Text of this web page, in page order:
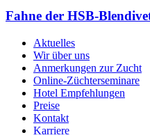
Fahne der HSB-
Aktuelles
Wir über uns
Anmerkungen zur Zucht
Online-Züchterseminare
Hotel Empfehlungen
Preise
Kontakt
Karriere